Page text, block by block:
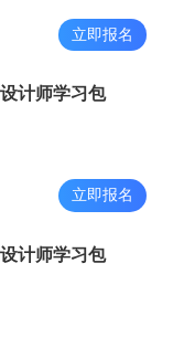
立即报名
计师学习包
立即报名
计师学习包